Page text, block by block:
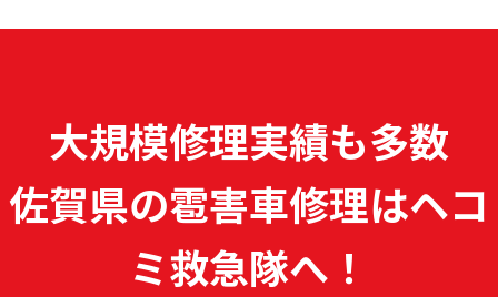
大規模修理実績も多数
佐賀県の雹害車修理はヘコ
ミ救急隊へ！